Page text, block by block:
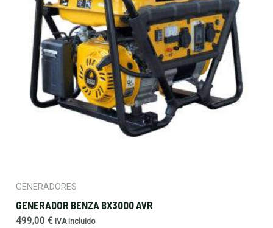
GENERADORES
GENERADOR BENZA BX3000 AVR
499,00€ IVA incluido